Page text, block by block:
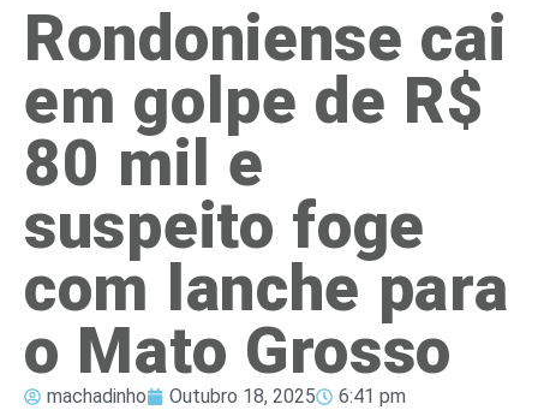
Rondoniense cai
em golpe de R$
80 mil e
suspeito foge
com lanche para
o Mato Grosso
machadinho Outubro 18, 2025 6:41 pm